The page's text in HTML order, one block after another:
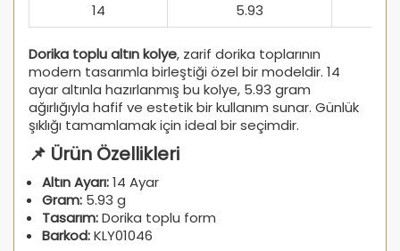
14
5.93
Dorika toplu altın kolye, zarif dorika toplarının
modern tasarımla birleştiği özel bir modeldir. 14
ayar altınla hazırlanmış bu kolye, 5.93 gram
ağırlığıyla hafif ve estetik bir kullanım sunar. Günlük
şıklığı tamamlamak için ideal bir seçimdir.
📌 Ürün Özellikleri
Altın Ayarı:14 Ayar
Gram: 5.93 g
Tasarım:Dorika toplu form
Barkod:KLY01046